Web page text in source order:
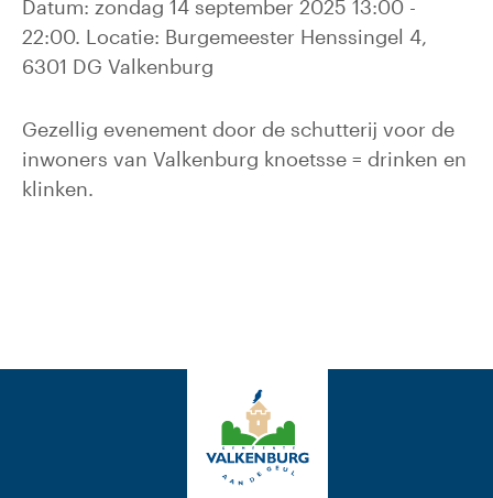
Datum: zondag 14 september 2025 13:00 -
22:00. Locatie: Burgemeester Henssingel 4,
6301 DG Valkenburg
Gezellig evenement door de schutterij voor de
inwoners van Valkenburg knoetsse = drinken en
klinken.